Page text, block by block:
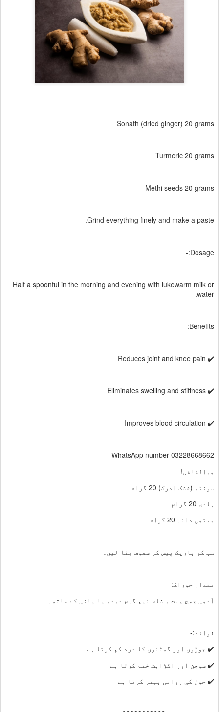
Sonath (dried ginger) 20 grams
Turmeric 20 grams
Methi seeds 20 grams
Grind everything finely and make a paste.
Dosage:-
Half a spoonful in the morning and evening with lukewarm milk or
water.
Benefits:-
✔️ Reduces joint and knee pain
✔️ Eliminates swelling and stiffness
✔️ Improves blood circulation
WhatsApp number 03228668662
ھوالشافی!
سونٹھ (خشک ادرک) 20 گرام
ہلدی 20 گرام
میتھی دانہ 20 گرام
سب کو باریک پیس کر سفوف بنا لیں۔
مقدار خوراک:-
آدھی چمچ صبح و شام نیم گرم دودھ یا پانی کے ساتھ۔
فوائد:-
✔️ جوڑوں اور گھٹنوں کا درد کم کرتا ہے
✔️ سوجن اور اکڑاہٹ ختم کرتا ہے
✔️ خون کی روانی بہتر کرتا ہے